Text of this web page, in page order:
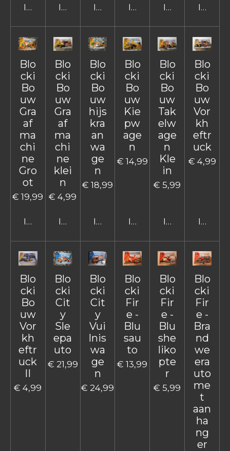
In winkelwagenIn winkelwagenIn winkelwagenIn winkelwagen
In In
Blo
cki
Bo
uw
Gra
af
ma
chi
ne
Gro
ot
€ 19,99
In winkelwagen
Blo
cki
Bo
uw
Gra
af
ma
chi
ne
klei
n
€ 4,99
In winkelwagen
Blo
cki
Bo
uw
hijs
kra
an
wa
ge
n
€ 18,99
In winkelwagen
Blo
cki
Bo
uw
Kie
pw
age
n
€ 14,99
In winkelwagen
Blo
cki
Bo
uw
Tak
elw
age
n
Kle
in
€ 5,99
In
Blo
cki
Bo
uw
Vor
kh
eftr
uck
€ 4,99
In
Blo
cki
Bo
uw
Vor
kh
eftr
uck
II
€ 4,99
Blo
cki
Cit
y
Sle
epa
uto
€ 21,99
Blo
cki
Cit
y
Vui
lnis
wa
ge
n
€ 24,99
Blo
cki
Fir
e -
Blu
sau
to
€ 13,99
Blo
cki
Fir
e -
Blu
she
liko
pte
r
€ 5,99
Blo
cki
Fir
e -
Bra
nd
we
era
uto
me
t
aan
ha
ng
er